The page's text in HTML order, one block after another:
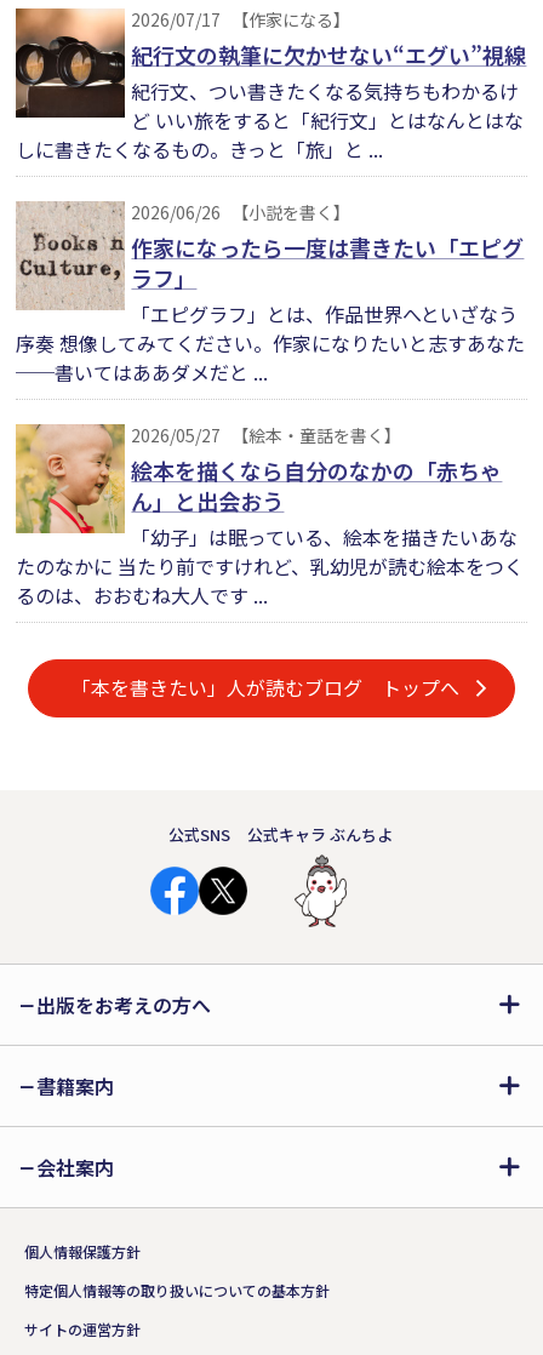
2026/07/17 【作家になる】
紀行文の執筆に欠かせない“エグい”視線
紀行文、つい書きたくなる気持ちもわかるけ
ど いい旅をすると「紀行文」とはなんとはな
しに書きたくなるもの。きっと「旅」と ...
2026/06/26 【小説を書く】
作家になったら一度は書きたい「エピグ
ラフ」
「エピグラフ」とは、作品世界へといざなう
序奏 想像してみてください。作家になりたいと志すあなた
──書いてはああダメだと ...
2026/05/27 【絵本・童話を書く】
絵本を描くなら自分のなかの「赤ちゃ
ん」と出会おう
「幼子」は眠っている、絵本を描きたいあな
たのなかに 当たり前ですけれど、乳幼児が読む絵本をつく
るのは、おおむね大人です ...
「本を書きたい」人が読むブログ トップへ
公式SNS 公式キャラ ぶんちよ
出版をお考えの方へ
書籍案内
会社案内
個人情報保護方針
特定個人情報等の取り扱いについての基本方針
サイトの運営方針